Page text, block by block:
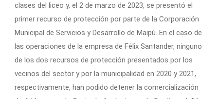
clases del liceo y, el 2 de marzo de 2023, se presentó el
primer recurso de protección por parte de la Corporación
Municipal de Servicios y Desarrollo de Maipú. En el caso de
las operaciones de la empresa de Félix Santander, ninguno
de los dos recursos de protección presentados por los
vecinos del sector y por la municipalidad en 2020 y 2021,
respectivamente, han podido detener la comercialización